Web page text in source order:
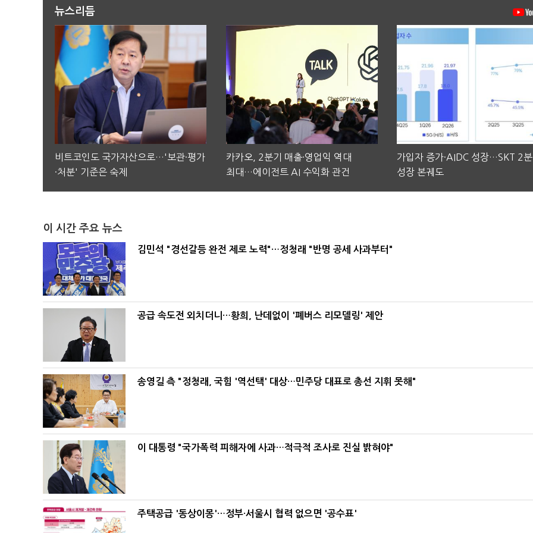
뉴스리듬
비트코인도 국가자산으로…'보관·평가
·처분' 기준은 숙제
카카오, 2분기 매출·영업익 역대
최대…에이전트 AI 수익화 관건
가입자 증가·AIDC 성장…SKT 2
성장 본궤도
이 시간 주요 뉴스
김민석 "경선갈등 완전 제로 노력"…정청래 "반명 공세 사과부터"
공급 속도전 외치더니…황희, 난데없이 '폐버스 리모델링' 제안
송영길 측 "정청래, 국힘 '역선택' 대상…민주당 대표로 총선 지휘 못해"
이 대통령 "국가폭력 피해자에 사과…적극적 조사로 진실 밝혀야"
주택공급 '동상이몽'…정부·서울시 협력 없으면 '공수표'